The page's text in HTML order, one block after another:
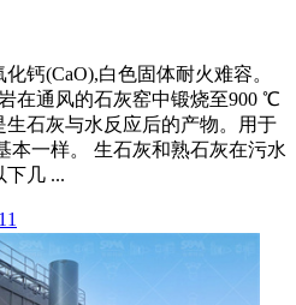
钙(CaO),白色固体耐火难容。
在通风的石灰窑中锻烧至900 ℃
生石灰与水反应后的产物。用于
本一样。 生石灰和熟石灰在污水
下几 ...